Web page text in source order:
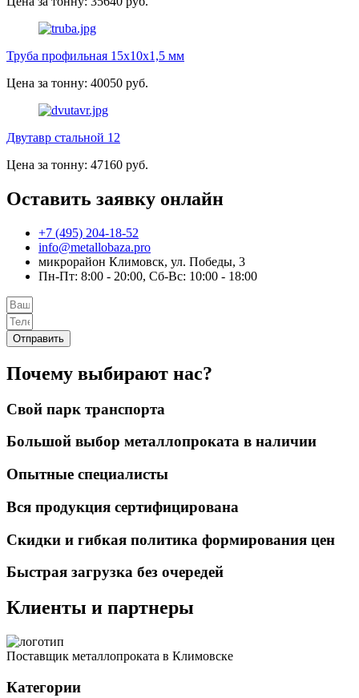
Труба профильная 15х10х1,5 мм
Цена за тонну: 40050 руб.
Двутавр стальной 12
Цена за тонну: 47160 руб.
Оставить заявку онлайн
+7 (495) 204-18-52
info@metallobaza.pro
микрорайон Климовск, ул. Победы, 3
Пн-Пт: 8:00 - 20:00, Сб-Вс: 10:00 - 18:00
Отправить
Почему выбирают нас?
Свой парк транспорта
Большой выбор металлопроката в наличии
Опытные специалисты
Вся продукция сертифицирована
Скидки и гибкая политика формирования цен
Быстрая загрузка без очередей
Клиенты и партнеры
Поставщик металлопроката в Климовске
Категории